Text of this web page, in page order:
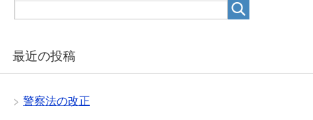
最近の投稿
警察法の改正